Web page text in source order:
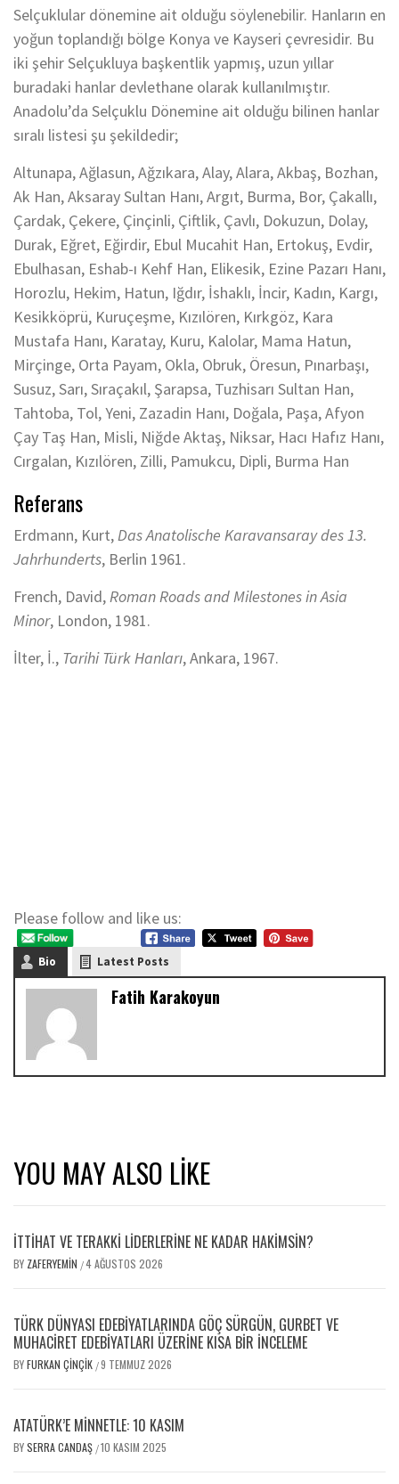
Selçuklular dönemine ait olduğu söylenebilir. Hanların en
yoğun toplandığı bölge Konya ve Kayseri çevresidir. Bu
iki şehir Selçukluya başkentlik yapmış, uzun yıllar
buradaki hanlar devlethane olarak kullanılmıştır.
Anadolu’da Selçuklu Dönemine ait olduğu bilinen hanlar
sıralı listesi şu şekildedir;
Altunapa, Ağlasun, Ağzıkara, Alay, Alara, Akbaş, Bozhan,
Ak Han, Aksaray Sultan Hanı, Argıt, Burma, Bor, Çakallı,
Çardak, Çekere, Çinçinli, Çiftlik, Çavlı, Dokuzun, Dolay,
Durak, Eğret, Eğirdir, Ebul Mucahit Han, Ertokuş, Evdir,
Ebulhasan, Eshab-ı Kehf Han, Elikesik, Ezine Pazarı Hanı,
Horozlu, Hekim, Hatun, Iğdır, İshaklı, İncir, Kadın, Kargı,
Kesikköprü, Kuruçeşme, Kızılören, Kırkgöz, Kara
Mustafa Hanı, Karatay, Kuru, Kalolar, Mama Hatun,
Mirçinge, Orta Payam, Okla, Obruk, Öresun, Pınarbaşı,
Susuz, Sarı, Sıraçakıl, Şarapsa, Tuzhisarı Sultan Han,
Tahtoba, Tol, Yeni, Zazadin Hanı, Doğala, Paşa, Afyon
Çay Taş Han, Misli, Niğde Aktaş, Niksar, Hacı Hafız Hanı,
Cırgalan, Kızılören, Zilli, Pamukcu, Dipli, Burma Han
Referans
Erdmann, Kurt,Das Anatolische Karavansaray des 13.
Jahrhunderts, Berlin 1961.
French, David,Roman Roads and Milestones in Asia
Minor, London, 1981.
İlter, İ., Tarihi Türk Hanları, Ankara, 1967.
Please follow and like us:
Bio Latest Posts
Fatih Karakoyun
YOU MAY ALSO LIKE
İTTİHAT VE TERAKKİ LİDERLERİNE NE KADAR HAKİMSİN?
BY ZAFERYEMIN /4 AĞUSTOS 2026
TÜRK DÜNYASI EDEBİYATLARINDA GÖÇ SÜRGÜN, GURBET VE
MUHACİRET EDEBİYATLARI ÜZERİNE KISA BİR İNCELEME
BYFURKAN ÇINÇIK /9 TEMMUZ 2026
ATATÜRK’E MINNETLE: 10 KASIM
BYSERRA CANDAŞ /10 KASIM 2025